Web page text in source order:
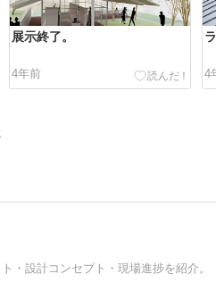
展示終了。
4年前 4
・設計コンセプト・現場進捗を紹介。